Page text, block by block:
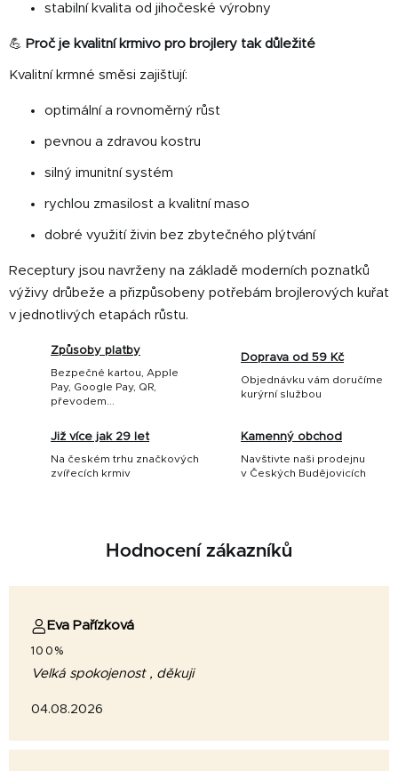
stabilní kvalita od jihočeské výrobny
💪 Proč je kvalitní krmivo pro brojlery tak důležité
Kvalitní krmné směsi zajišťují:
optimální a rovnoměrný růst
pevnou a zdravou kostru
silný imunitní systém
rychlou zmasilost a kvalitní maso
dobré využití živin bez zbytečného plýtvání
Receptury jsou navrženy na základě moderních poznatků
výživy drůbeže a přizpůsobeny potřebám brojlerových kuřat
v jednotlivých etapách růstu.
Způsoby platby
Bezpečné kartou, Apple
Pay, Google Pay, QR,
převodem...
Doprava od 59 Kč
Objednávku vám doručíme
kurýrní službou
Již více jak 29 let
Na českém trhu značkových
zvířecích krmiv
Kamenný obchod
Navštivte naši prodejnu
v Českých Budějovicích
Hodnocení zákazníků
Eva Pařízková
100%
Velká spokojenost , děkuji
04.08.2026